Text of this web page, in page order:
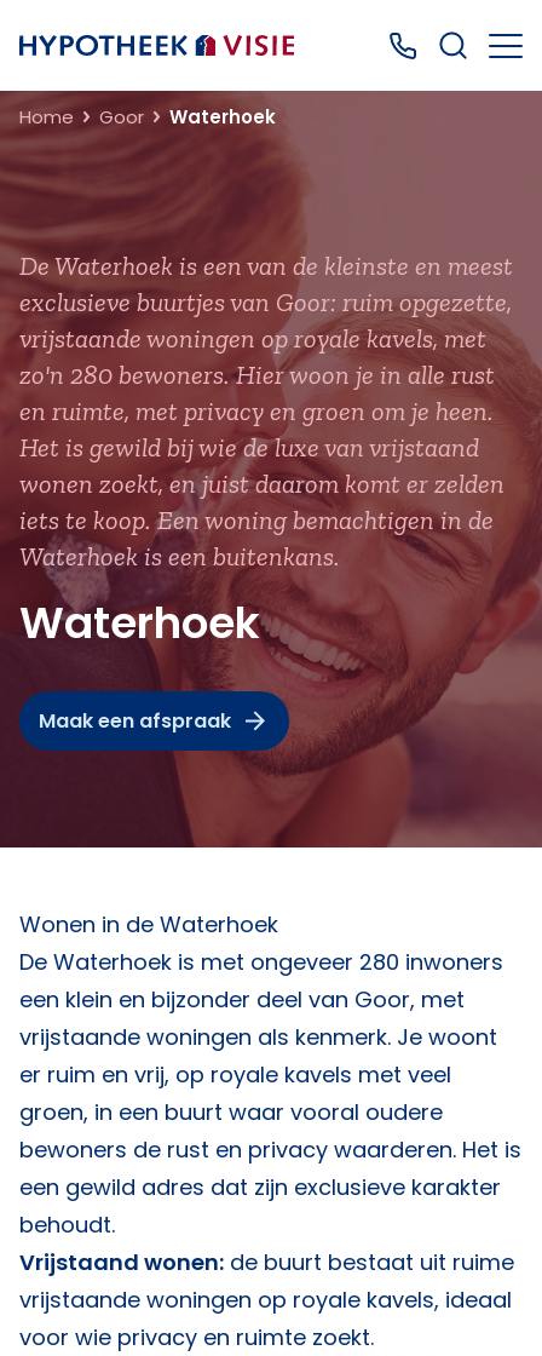
Terug naar home Bel ons: 0499
Home Goor Waterhoek
De Waterhoek is een van de kleinste en meest
exclusieve buurtjes van Goor: ruim opgezette,
vrijstaande woningen op royale kavels, met
zo'n 280 bewoners. Hier woon je in alle rust
en ruimte, met privacy en groen om je heen.
Het is gewild bij wie de luxe van vrijstaand
wonen zoekt, en juist daarom komt er zelden
iets te koop. Een woning bemachtigen in de
Waterhoek is een buitenkans.
Waterhoek
Maak een afspraak
Wonen in de Waterhoek
De Waterhoek is met ongeveer 280 inwoners
een klein en bijzonder deel van Goor, met
vrijstaande woningen als kenmerk. Je woont
er ruim en vrij, op royale kavels met veel
groen, in een buurt waar vooral oudere
bewoners de rust en privacy waarderen. Het is
een gewild adres dat zijn exclusieve karakter
behoudt.
Vrijstaand wonen: de buurt bestaat uit ruime
vrijstaande woningen op royale kavels, ideaal
voor wie privacy en ruimte zoekt.